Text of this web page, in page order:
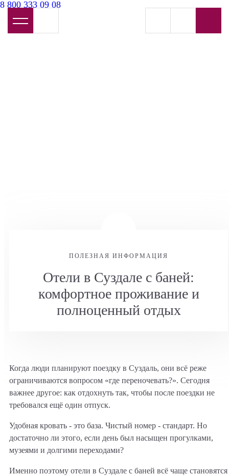
8 800 333 09 08
ПОЛЕЗНАЯ ИНФОРМАЦИЯ
Отели в Суздале с баней:
комфортное проживание и
полноценный отдых
Когда люди планируют поездку в Суздаль, они всё реже
ограничиваются вопросом «где переночевать?». Сегодня
важнее другое: как отдохнуть так, чтобы после поездки не
требовался ещё один отпуск.
Удобная кровать - это база. Чистый номер - стандарт. Но
достаточно ли этого, если день был насыщен прогулками,
музеями и долгими переходами?
Именно поэтому отели в Суздале с баней всё чаще становятся